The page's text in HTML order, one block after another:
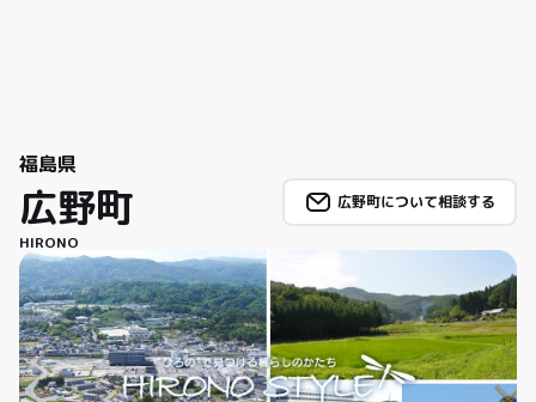
福島県
広野町
HIRONO
広野町について相談する